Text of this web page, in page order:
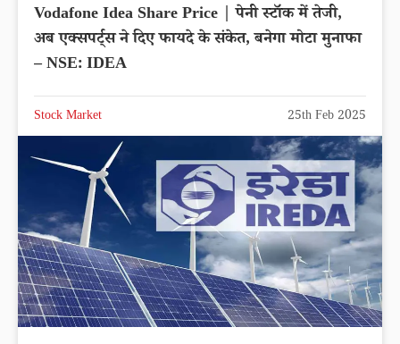
Vodafone Idea Share Price | पेनी स्टॉक में तेजी,
अब एक्सपर्ट्स ने दिए फायदे के संकेत, बनेगा मोटा मुनाफा
– NSE: IDEA
Stock Market 25th Feb 2025